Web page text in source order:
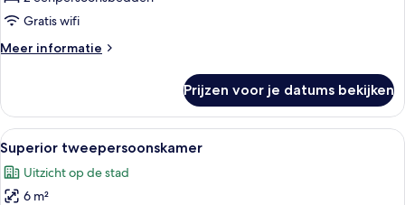
kamer
laden
Gratis wifi
Meer informatie
Meer
kamer
Prijzen voor je datums bekijken
Alle
foto's
voor
Superior
Een moderne hotelkamer met een
5
Superior tweepersoonskamer
Uitzicht op de stad
6 m²